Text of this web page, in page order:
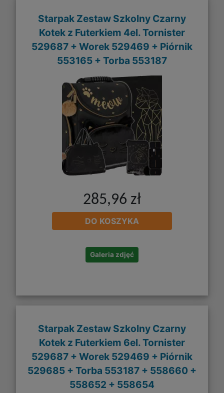
Starpak Zestaw Szkolny Czarny
Kotek z Futerkiem 4el. Tornister
529687 + Worek 529469 + Piórnik
553165 + Torba 553187
285,96 zł
DO KOSZYKA
Galeria zdjęć
Starpak Zestaw Szkolny Czarny
Kotek z Futerkiem 6el. Tornister
529687 + Worek 529469 + Piórnik
529685 + Torba 553187 + 558660 +
558652 + 558654